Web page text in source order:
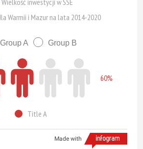
Warmii i Mazur na lata 2014-2020
Group A Group B
60%
Title A
Made with